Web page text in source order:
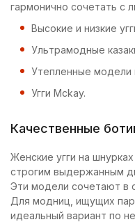
гармонично сочетать с
Высокие и низкие
Ультрамодные
Утепленные модели
Угги Mckay.
Качественные
Женские угги на
строгим выдержанным
Эти модели сочетают в
Для модниц, ищущих
идеальный вариант по